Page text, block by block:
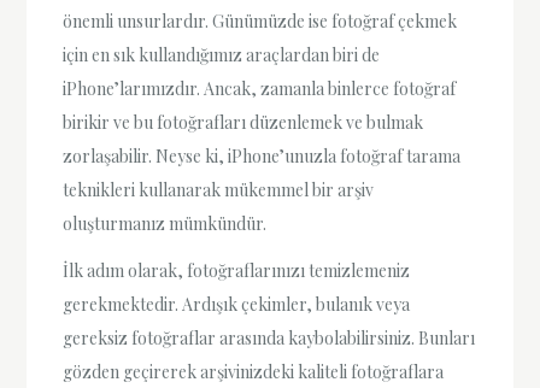
önemli unsurlardır. Günümüzde ise fotoğraf çekmek
için en sık kullandığımız araçlardan biri de
iPhone’larımızdır. Ancak, zamanla binlerce fotoğraf
birikir ve bu fotoğrafları düzenlemek ve bulmak
zorlaşabilir. Neyse ki, iPhone’unuzla fotoğraf tarama
teknikleri kullanarak mükemmel bir arşiv
oluşturmanız mümkündür.
İlk adım olarak, fotoğraflarınızı temizlemeniz
gerekmektedir. Ardışık çekimler, bulanık veya
gereksiz fotoğraflar arasında kaybolabilirsiniz. Bunları
gözden geçirerek arşivinizdeki kaliteli fotoğraflara